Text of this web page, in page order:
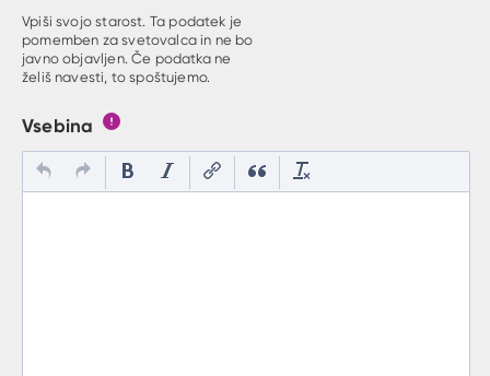
Vpiši svojo starost. Ta podatek je
pomemben za svetovalca in ne bo
javno objavljen. Če podatka ne
želiš navesti, to spoštujemo.
Vsebina